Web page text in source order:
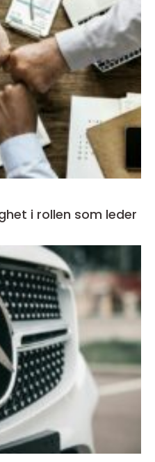
i rollen som leder